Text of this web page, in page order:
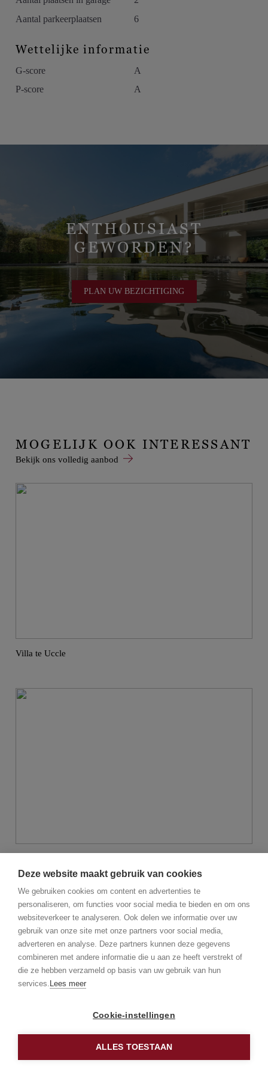
Fotogalerij
Instagram
– Domotica
EPC: 169 kWh/m² – Vg – Wp – Gmo – Gvkr – Gvv
Aantal parkeerplaatsen
6
Wettelijke informatie
G-score
A
P-score
A
ENTHOUSIAST
GEWORDEN?
PLAN UW BEZICHTIGING
MOGELIJK OOK INTERESSANT
Bekijk ons volledig aanbod
Villa te Uccle
Villa te Brasschaat
Deze website maakt gebruik van cookies
We gebruiken cookies om content en advertenties te
personaliseren, om functies voor social media te bieden en om ons
websiteverkeer te analyseren. Ook delen we informatie over uw
gebruik van onze site met onze partners voor social media,
adverteren en analyse. Deze partners kunnen deze gegevens
combineren met andere informatie die u aan ze heeft verstrekt of
die ze hebben verzameld op basis van uw gebruik van hun
services. Lees meer
Cookie-instellingen
ALLES TOESTAAN